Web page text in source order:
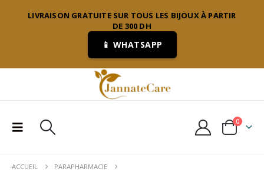
LIVRAISON GRATUITE SUR TOUS LES BIJOUX À PARTIR
DE 300 DH
📱 WHATSAPP
0
ACCUEIL
PARAPHARMACIE